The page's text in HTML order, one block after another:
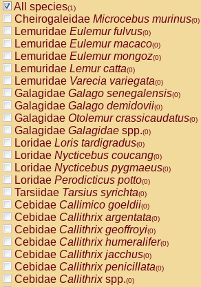
All species(1)
Cheirogaleidae Microcebus murinus(0)
Lemuridae Eulemur fulvus(0)
Lemuridae Eulemur macaco(0)
Lemuridae Eulemur mongoz(0)
Lemuridae Lemur catta(0)
Lemuridae Varecia variegata(0)
Galagidae Galago senegalensis(0)
Galagidae Galago demidovii(0)
Galagidae Otolemur crassicaudatus(0)
Galagidae Galagidae spp.(0)
Loridae Loris tardigradus(0)
Loridae Nycticebus coucang(0)
Loridae Nycticebus pygmaeus(0)
Loridae Perodicticus potto(0)
Tarsiidae Tarsius syrichta(0)
Cebidae Callimico goeldii(0)
Cebidae Callithrix argentata(0)
Cebidae Callithrix geoffroyi(0)
Cebidae Callithrix humeralifer(0)
Cebidae Callithrix jacchus(0)
Cebidae Callithrix penicillata(0)
Cebidae Callithrixspp.(0)